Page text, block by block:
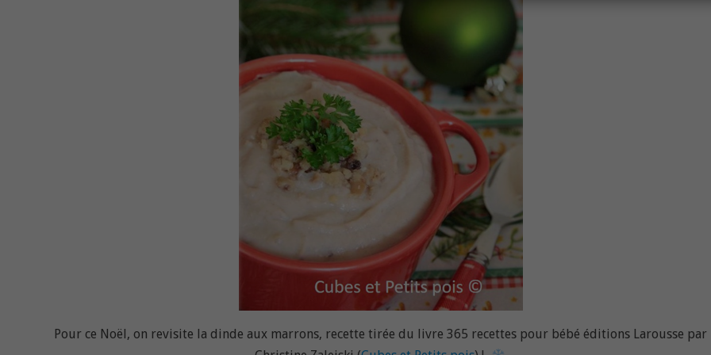
Pour ce Noël, on revisite la dinde aux marrons, recette tirée du livre 365 recettes pour bébé éditions Larousse par